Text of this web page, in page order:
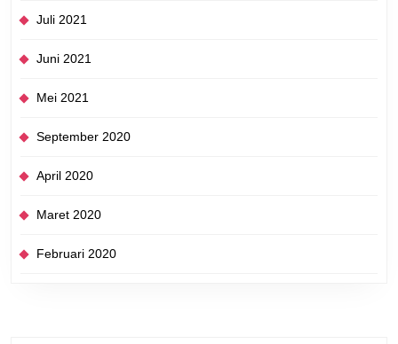
Juli 2021
Juni 2021
Mei 2021
September 2020
April 2020
Maret 2020
Februari 2020